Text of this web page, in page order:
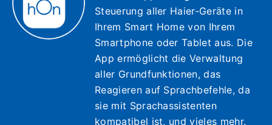
Steuerung aller Haier-Geräte in
Ihrem Smart Home von Ihrem
Smartphone oder Tablet aus. Die
App ermöglicht die Verwaltung
aller Grundfunktionen, das
Reagieren auf Sprachbefehle, da
sie mit Sprachassistenten
kompatibel ist, und vieles mehr.